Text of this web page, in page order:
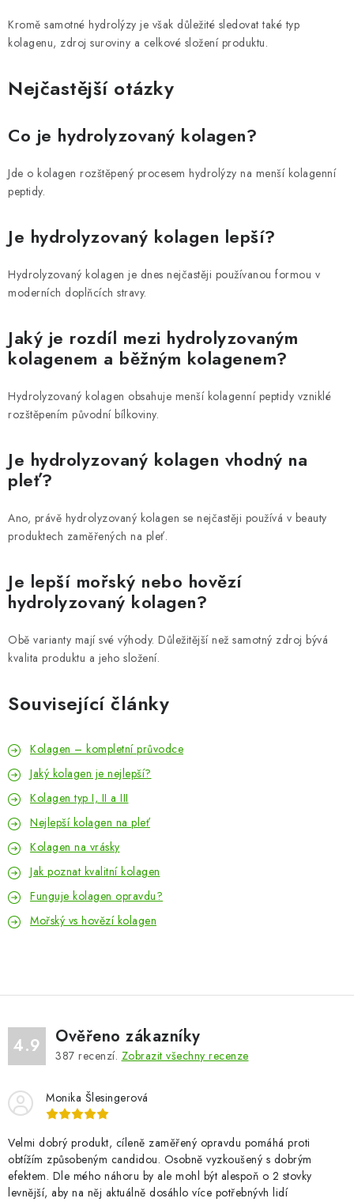
Kromě samotné hydrolýzy je však důležité sledovat také typ
kolagenu, zdroj suroviny a celkové složení produktu.
Nejčastější otázky
Co je hydrolyzovaný kolagen?
Jde o kolagen rozštěpený procesem hydrolýzy na menší kolagenní
peptidy.
Je hydrolyzovaný kolagen lepší?
Hydrolyzovaný kolagen je dnes nejčastěji používanou formou v
moderních doplňcích stravy.
Jaký je rozdíl mezi hydrolyzovaným
kolagenem a běžným kolagenem?
Hydrolyzovaný kolagen obsahuje menší kolagenní peptidy vzniklé
rozštěpením původní bílkoviny.
Je hydrolyzovaný kolagen vhodný na
pleť?
Ano, právě hydrolyzovaný kolagen se nejčastěji používá v beauty
produktech zaměřených na pleť.
Je lepší mořský nebo hovězí
hydrolyzovaný kolagen?
Obě varianty mají své výhody. Důležitější než samotný zdroj bývá
kvalita produktu a jeho složení.
Související články
Kolagen – kompletní průvodce
Jaký kolagen je nejlepší?
Kolagen typ I, II a III
Nejlepší kolagen na pleť
Kolagen na vrásky
Jak poznat kvalitní kolagen
Funguje kolagen opravdu?
Mořský vs hovězí kolagen
4.9 Ověřeno zákazníky
387 recenzí. Zobrazit všechny recenze
Monika Šlesingerová
Velmi dobrý produkt, cíleně zaměřený opravdu pomáhá proti
obtížím způsobeným candidou. Osobně vyzkoušený s dobrým
efektem. Dle mého náhoru by ale mohl být alespoň o 2 stovky
levnější, aby na něj aktuálně dosáhlo více potřebnývh lidí